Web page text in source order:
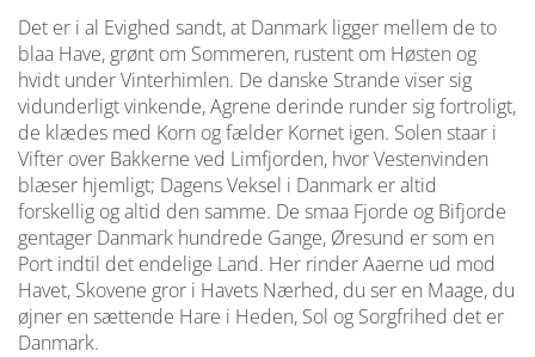
Det er i al Evighed sandt, at Danmark ligger mellem de to
blaa Have, grønt om Sommeren, rustent om Høsten og
hvidt under Vinterhimlen. De danske Strande viser sig
vidunderligt vinkende, Agrene derinde runder sig fortroligt,
de klædes med Korn og fælder Kornet igen. Solen staar i
Vifter over Bakkerne ved Limfjorden, hvor Vestenvinden
blæser hjemligt; Dagens Veksel i Danmark er altid
forskellig og altid den samme. De smaa Fjorde og Bifjorde
gentager Danmark hundrede Gange, Øresund er som en
Port indtil det endelige Land. Her rinder Aaerne ud mod
Havet, Skovene gror i Havets Nærhed, du ser en Maage, du
øjner en sættende Hare i Heden, Sol og Sorgfrihed det er
Danmark.